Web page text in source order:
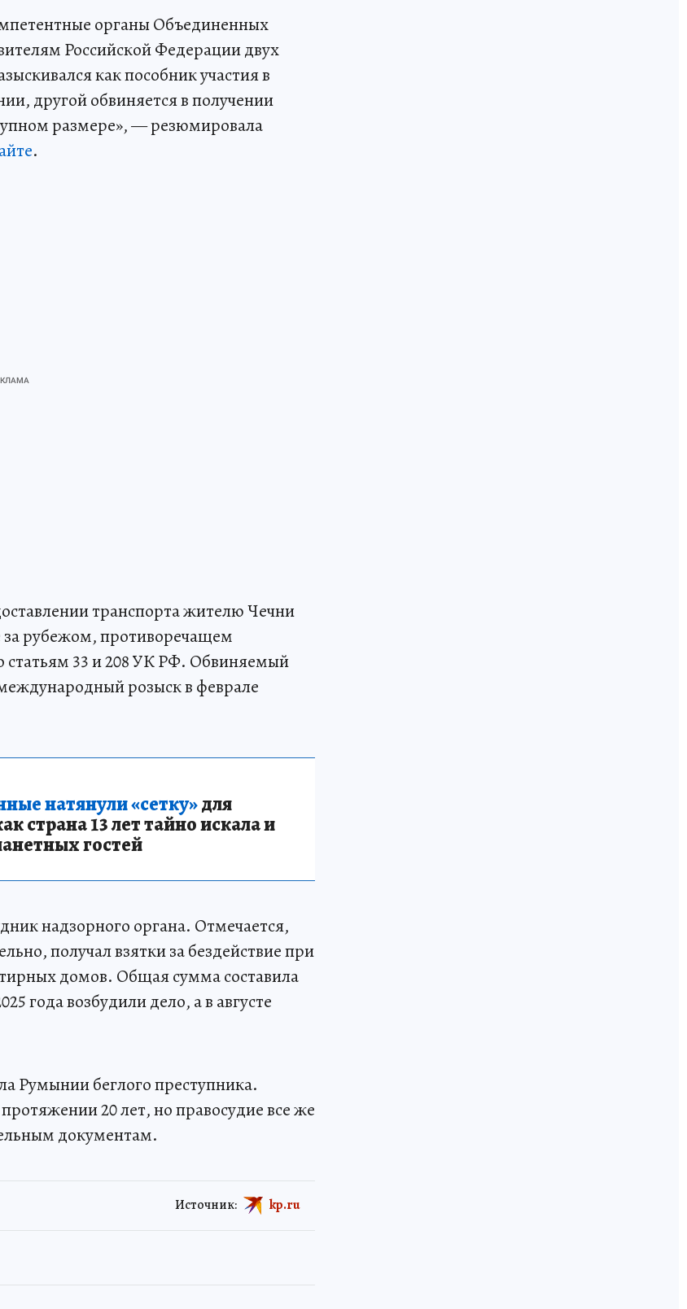
органы Объединенных
Российской Федерации двух
как пособник участия в
другой обвиняется в получении
размере», — резюмировала
.
транспорта жителю Чечни
рубежом, противоречащем
статьям 33 и 208 УК РФ. Обвиняемый
розыск в феврале
натянули «сетку»для
страна 13 лет тайно искала и
гостей
надзорного органа. Отмечается,
получал взятки за бездействие при
домов. Общая сумма составила
года возбудили дело, а в августе
Румынии беглого преступника.
20 лет, но правосудие все же
документам.
Источник: kp.ru